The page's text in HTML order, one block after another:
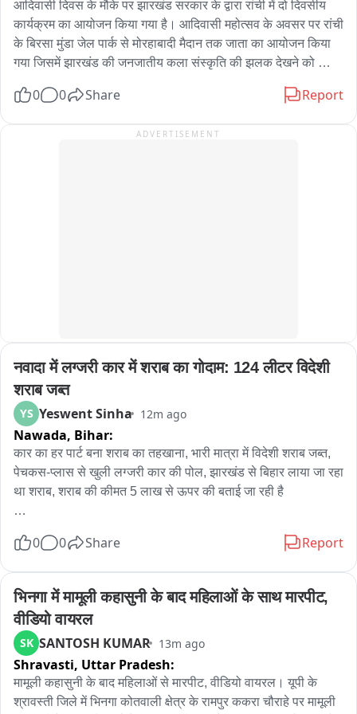
आदिवासी दिवस के मौके पर झारखंड सरकार के द्वारा रांची में दो दिवसीय
कार्यक्रम का आयोजन किया गया है। आदिवासी महोत्सव के अवसर पर रांची
के बिरसा मुंडा जेल पार्क से मोरहाबादी मैदान तक जाता का आयोजन किया
गया जिसमें झारखंड की जनजातीय कला संस्कृति की झलक देखने को
झलकियां देखने को मिली । बड़ी संख्या में जनजातीय कलाकार और कला
स्थित मुख्य कार्यक्रम स्थल पहुंचे
0 0 Share Report
ADVERTISEMENT
नवादा में लग्जरी कार में शराब का गोदाम: 124 लीटर विदेशी
शराब जब्त
YS Yeswent Sinha 12m ago
Nawada, Bihar:
कार का हर पार्ट बना शराब का तहखाना, भारी मात्रा में विदेशी शराब जब्त,
पेचकस-प्लास से खुली लग्जरी कार की पोल, झारखंड से बिहार लाया जा रहा
था शराब, शराब की कीमत 5 लाख से ऊपर की बताई जा रही है
फिरता शराब का गोदाम बना रहे हैं। रजौली के चित्रकोली उत्पाद जांच
में विदेशी शराब बरामद कर तस्कर को गिरफ्तार किया है。
___पेचकस से खुला तस्करी का राज___
बिहार-झारखंड सीमा पर जांच के दौरान एक लग्जरी कार को रोका गया।
शक होने पर जब टीम ने तलाशी शुरू की तो सबके होश उड़ गए। तस्करों ने
डैशबोर्ड, सीट, दरवाजे और बोनट के अंदर गुप्त चेंबर बना रखे थे।
0 0 Share Report
भिनगा में मामूली कहासुनी के बाद महिलाओं के साथ मारपीट,
वीडियो वायरल
SK SANTOSH KUMAR 13m ago
Shravasti, Uttar Pradesh:
मामूली कहासुनी के बाद महिलाओं से मारपीट, वीडियो वायरल। यूपी के
श्रावस्ती जिले में भिनगा कोतवाली क्षेत्र के रामपुर ककरा चौराहे पर मामूली